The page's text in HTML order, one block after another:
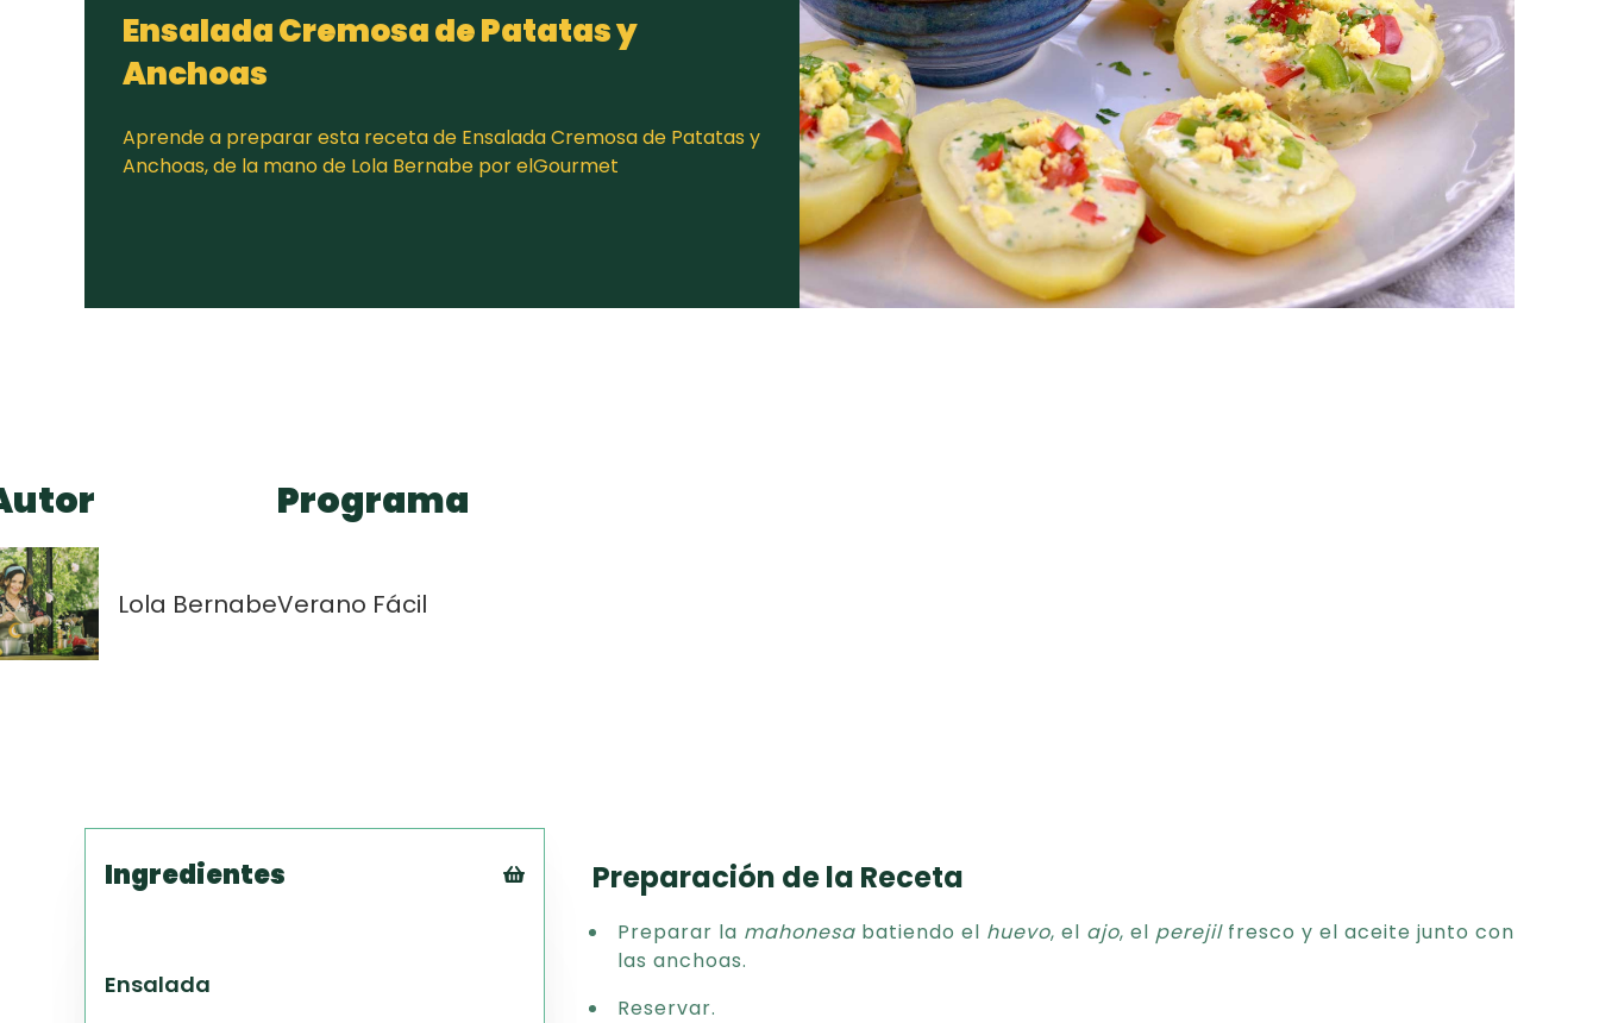
Ensalada Cremosa de Patatas y
Anchoas
Aprende a preparar esta receta de Ensalada Cremosa de Patatas y
Anchoas, de la mano de Lola Bernabe por elGourmet
Lola Bernabe
Programa
Verano Fácil
Ingredientes
Ensalada
Preparación de la Receta
Preparar la mahonesa batiendo el huevo, el ajo, el perejilfresco y el aceite junto con
las anchoas.
Reservar.